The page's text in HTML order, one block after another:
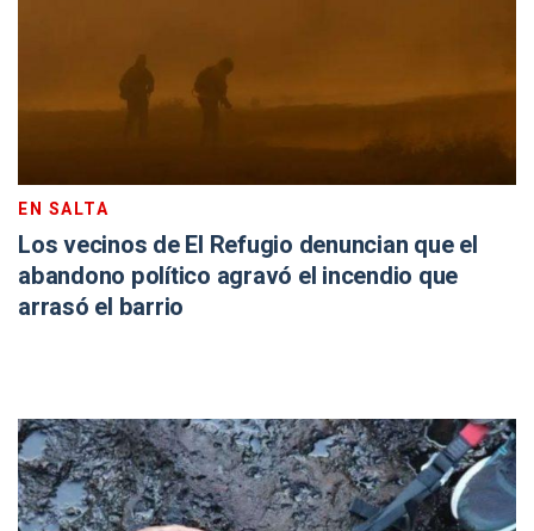
EN SALTA
Los vecinos de El Refugio denuncian que el
abandono político agravó el incendio que
arrasó el barrio